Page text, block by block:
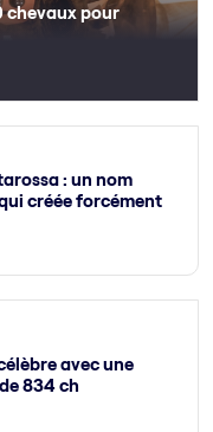
chevaux pour
: un nom
créée forcément
avec une
834 ch